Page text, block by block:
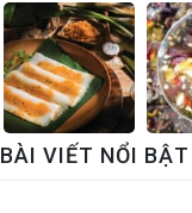
BÀI VIẾT NỔI BẬT